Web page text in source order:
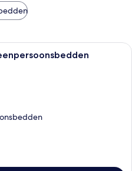
Een hotelkamer met een bed, een